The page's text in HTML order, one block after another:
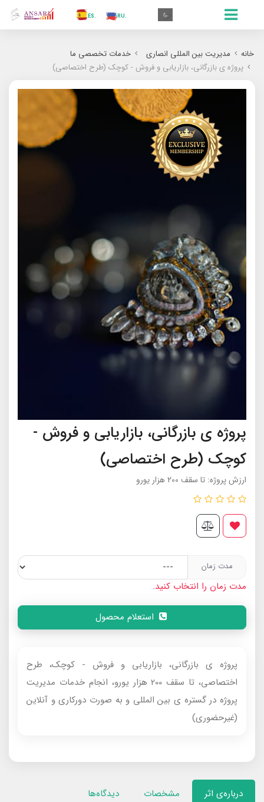
.RU
.ES
.IN
خانه مدیریت بین المللی انصاری
خدمات تخصصی ما
پروژه ی بازرگانی، بازاریابی و فروش - کوچک (طرح اختصاصی)
پروژه ی بازرگانی، بازاریابی و فروش -
کوچک (طرح اختصاصی)
ارزش پروژه: تا سقف 200 هزار یورو
مدت زمان
مدت زمان را انتخاب کنید.
پروژه ی بازرگانی، بازاریابی و فروش - کوچک، طرح
اختصاصی، تا سقف 200 هزار یورو، انجام خدمات مدیریت
پروژه در گستره ی بین المللی و به صورت دورکاری و آنلاین
(غیرحضوری)
درباره‌ی اثر مشخصات دیدگاه‌ها